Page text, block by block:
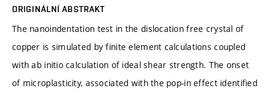
ORIGINÁLNÍ ABSTRAKT
The nanoindentation test in the dislocation free crystal of
copper is simulated by finite element calculations coupled
with ab initio calculation of ideal shear strength. The onset
of microplasticity, associated with the pop-in effect identified